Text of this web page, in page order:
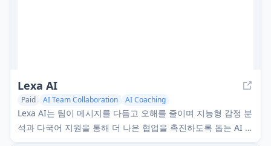
Lexa AI
Paid AI Team Collaboration AI Coaching
Lexa AI는 팀이 메시지를 다듬고 오해를 줄이며 지능형 감정 분
석과 다국어 지원을 통해 더 나은 협업을 촉진하도록 돕는 AI 기
반 커뮤니케이션 코치입니다.